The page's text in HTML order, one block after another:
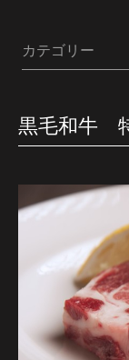
カテゴリー
黒毛和牛